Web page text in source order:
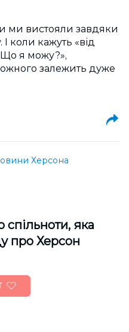
ми вистояли завдяки
коли кажуть «від
Що я можу?»,
залежить дуже
Херсона
спільноти, яка
про Херсон